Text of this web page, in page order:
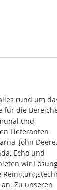
rund um
für die
und
Lieferanten
John Deere,
Echo und
wir
Zu unseren